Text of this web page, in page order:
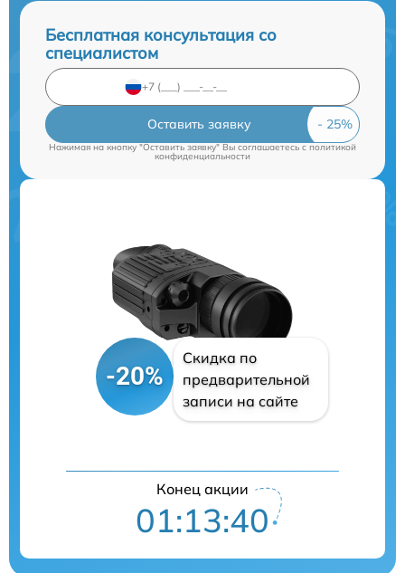
Бесплатная консультация со
специалистом
Оставить заявку
Нажимая на кнопку "Оставить заявку" Вы соглашаетесь cполитикой
конфиденциальности
-20%
Скидка по
предварительной
записи на сайте
Конец акции
01:13:39